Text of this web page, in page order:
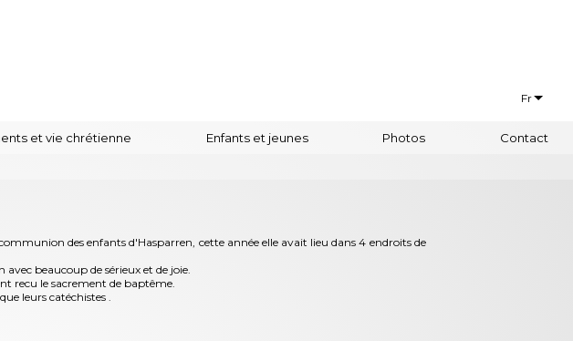
Fr
et vie chrétienne Enfants et jeunes Photos Contact
des enfants d'Hasparren, cette année elle avait lieu dans 4 endroits de
beaucoup de sérieux et de joie.
recu le sacrement de baptême.
leurs catéchistes .